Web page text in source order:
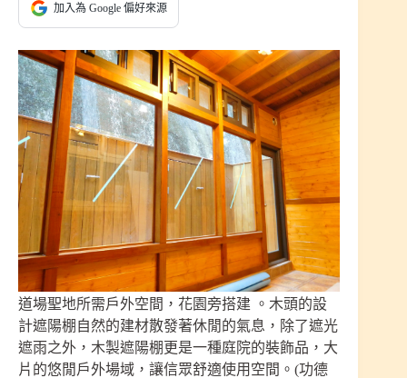
加入為 Google 偏好來源
道場聖地所需戶外空間，花園旁搭建 。木頭的設
計遮陽棚自然的建材散發著休閒的氣息，除了遮光
遮雨之外，木製遮陽棚更是一種庭院的裝飾品，大
片的悠閒戶外場域，讓信眾舒適使用空間。(功德